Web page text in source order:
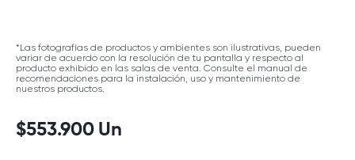
*Las fotografías de productos y ambientes son ilustrativas, pueden
variar de acuerdo con la resolución de tu pantalla y respecto al
producto exhibido en las salas de venta. Consulte el manual de
recomendaciones para la instalación, uso y mantenimiento de
nuestros productos.
$553.900 Un